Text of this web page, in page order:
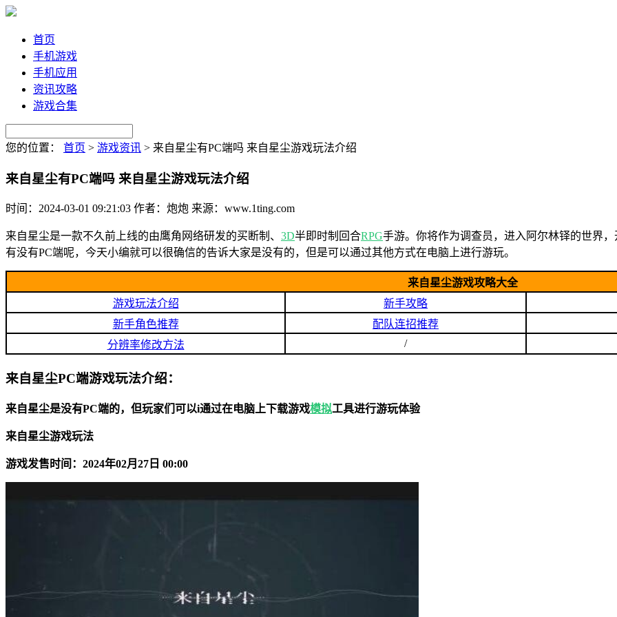
首页
手机游戏
手机应用
资讯攻略
游戏合集
您的位置： 首页 > 游戏资讯 > 来自星尘有PC端吗 来自星尘游戏玩法介绍
来自星尘有PC端吗 来自星尘游戏玩法介绍
时间：2024-03-01 09:21:03 作者：炮炮 来源：www.1ting.com
来自星尘是一款不久前上线的由鹰角网络研发的买断制、 3D半即时制回合RPG手游。你将作为调查员，进入阿尔林铎的世界
有没有PC端呢，今天小编就可以很确信的告诉大家是没有的，但是可以通过其他方式在电脑上进行游玩。
来自星尘游戏攻略大全
游戏玩法介绍
新手攻略
新手角色推荐
配队连招推荐
分辨率修改方法
/
来自星尘PC端游戏玩法介绍：
来自星尘是没有PC端的，但玩家们可以i通过在电脑上下载游戏模拟工具进行游玩体验
来自星尘游戏玩法
游戏发售时间：2024年02月27日 00:00